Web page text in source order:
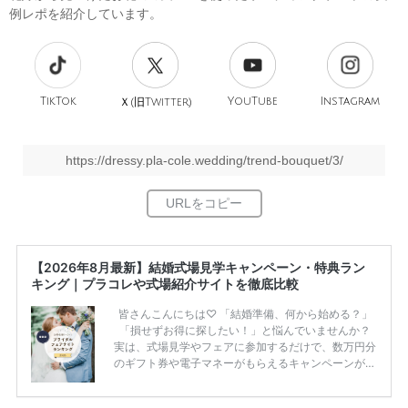
例レポを紹介しています。
TikTok Ｘ(旧Twitter) YouTube Instagram
https://dressy.pla-cole.wedding/trend-bouquet/3/
【2026年8月最新】結婚式場見学キャンペーン・特典ラン
キング｜プラコレや式場紹介サイトを徹底比較
皆さんこんにちは♡ 「結婚準備、何から始める？」
「損せずお得に探したい！」と悩んでいませんか？
実は、式場見学やフェアに参加するだけで、数万円分
のギフト券や電子マネーがもらえるキャンペーンがあ
ため、比較せずに選ぶと損をしてしまうことも……。